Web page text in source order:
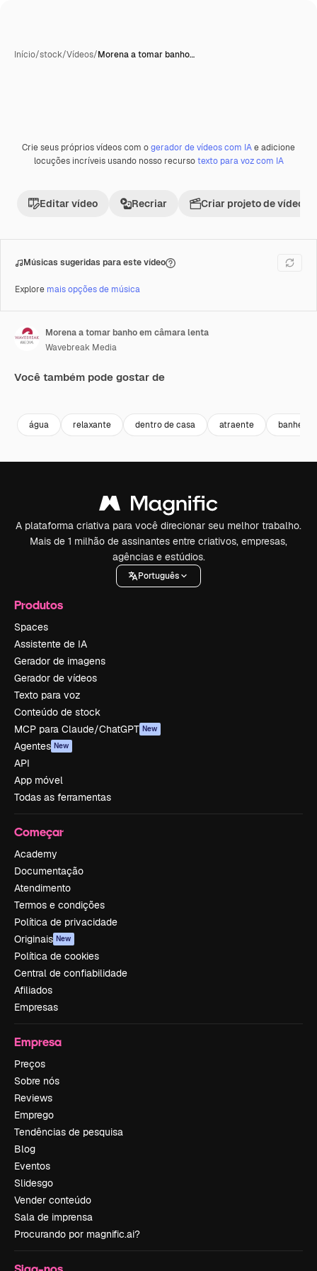
Início/stock/Vídeos/Morena a tomar banho…
Premium
Crie seus próprios vídeos com ogerador de vídeos com IAe adicione
locuções incríveis usando nosso recursotexto para voz com IA
Editar vídeo Recriar Criar projeto de vídeo
Músicas sugeridas para este vídeo
Explore mais opções de música
Morena a tomar banho em câmara lenta
Wavebreak Media
Você também pode gostar de
água relaxante dentro de casa atraente banheiro
A plataforma criativa para você direcionar seu melhor trabalho.
Mais de 1 milhão de assinantes entre criativos, empresas,
agências e estúdios.
Português
Produtos
Spaces
Assistente de IA
Gerador de imagens
Gerador de vídeos
Texto para voz
Conteúdo de stock
MCP para Claude/ChatGPT New
Agentes New
API
App móvel
Todas as ferramentas
Começar
Academy
Documentação
Atendimento
Termos e condições
Política de privacidade
Originais New
Política de cookies
Central de confiabilidade
Afiliados
Empresas
Empresa
Preços
Sobre nós
Reviews
Emprego
Tendências de pesquisa
Blog
Eventos
Slidesgo
Vender conteúdo
Sala de imprensa
Procurando por magnific.ai?